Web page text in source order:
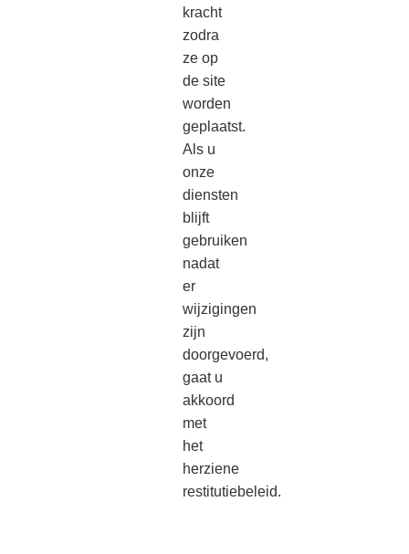
kracht
zodra
ze op
de site
worden
geplaatst.
Als u
onze
diensten
blijft
gebruiken
nadat
er
wijzigingen
zijn
doorgevoerd,
gaat u
akkoord
met
het
herziene
restitutiebeleid.